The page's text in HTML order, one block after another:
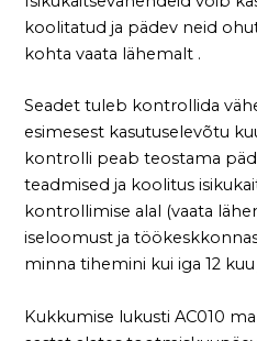
koolitatud ja pädev neid
kohta vaata lähemalt .
Seadet tuleb kontrollida
esimesest kasutuselevõtu
kontrolli peab teostama
teadmised ja koolitus
kontrollimise alal (vaata
iseloomust ja
minna tihemini kui iga 12 kuu
Kukkumise lukusti AC010